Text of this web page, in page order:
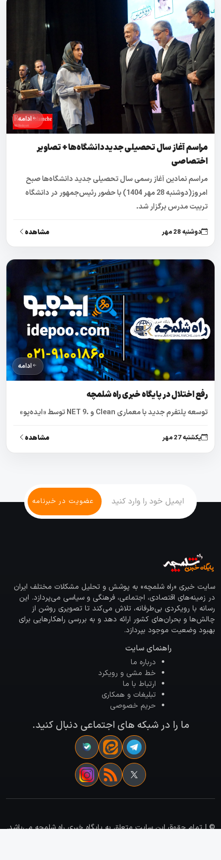
ادامه
مراسم آغاز سال تحصیلی جدید دانشگاه‌ها + تصاویر
اختصاصی
مراسم نمادین آغاز رسمی سال تحصیلی جدید دانشگاه‌ها صبح
امروز(دوشنبه 28 مهر 1404) با حضور رئیس‌جمهور در دانشگاه
تربیت مدرس برگزار شد.
دوشنبه 28 مهر مشاهده
ادامه
رفع اختلال در پایگاه خبری راه شلمچه
توسعه پلتفرم جدید با معماری Clean و .NET 9 توسط «ایده‌پو»
یکشنبه 27 مهر مشاهده
سایت خبری «راه شلمچه» به پوشش و تحلیل مشکلات مختلف ایران
در زمینه‌های اقتصادی، اجتماعی، فرهنگی و سیاسی می‌پردازد. این
رسانه با رویکردی بی‌طرفانه، تلاش می‌کند تا تصویری روشن از
چالش‌ها و بحران‌های کشور ارائه دهد و به بررسی راهکارهایی برای
بهبود وضعیت موجود بپردازد.
راهنمای سایت
درباره ما
خط مشی و رویکرد
ارتباط با ما
تبلیغات و همکاری
حریم خصوصی
ما را در شبکه های اجتماعی دنبال کنید.
©| تمام حقوق این سایت متعلق به پایگاه خبری راه شلمچه می‌باشد.